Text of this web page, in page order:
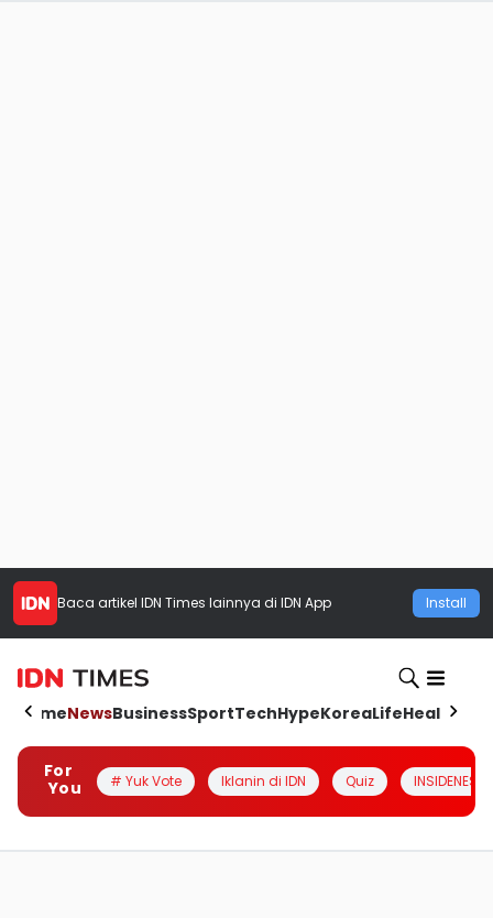
Baca artikel IDN Times lainnya di IDN App Install
HomeNewsBusinessSportTechHypeKoreaLifeHealth
For
You
# Yuk Vote Iklanin di IDN Quiz INSIDENESIA